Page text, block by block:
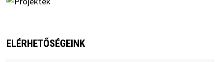
ELÉRHETŐSÉGEINK